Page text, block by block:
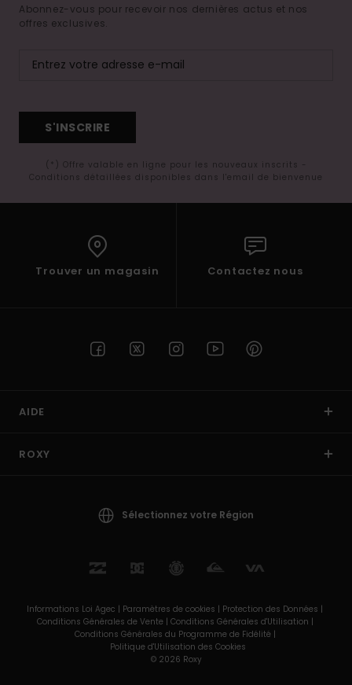
Abonnez-vous pour recevoir nos dernières actus et nos
offres exclusives.
S'INSCRIRE
(*) Offre valable en ligne pour les nouveaux inscrits -
Conditions détaillées disponibles dans l'email de bienvenue
Trouver un magasin Contactez nous
AIDE
ROXY
Sélectionnez votre Région
Informations Loi Agec | Paramètres de cookies | Protection des Données |
Conditions Générales de Vente | Conditions Générales d'Utilisation |
Conditions Générales du Programme de Fidélité |
Politique d'Utilisation des Cookies
© 2026 Roxy